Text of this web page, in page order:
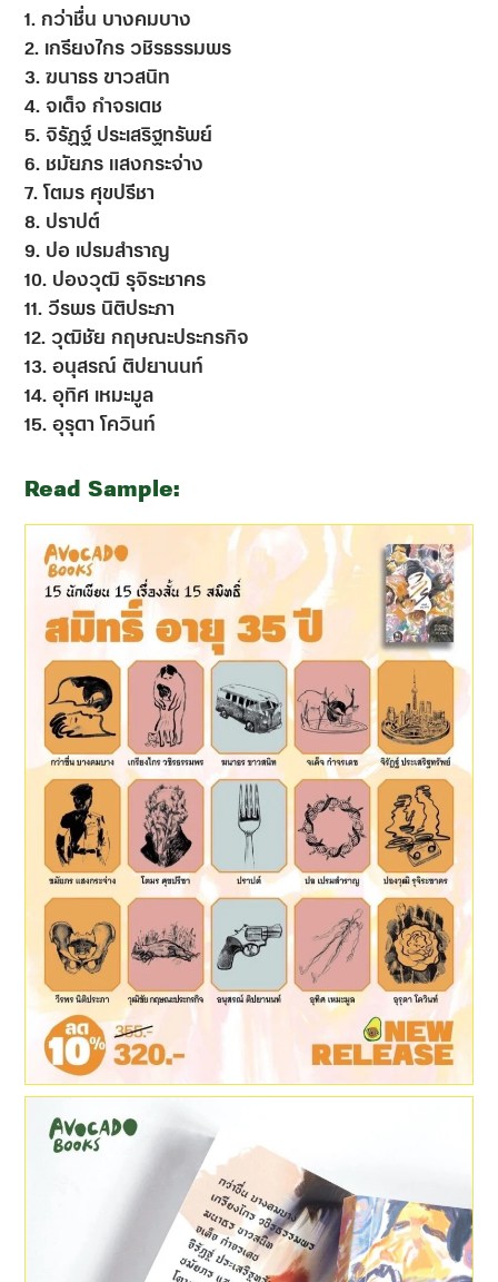
1. กว่าชื่น บางคมบาง
2. เกรียงไกร วชิรธรรมพร
3. ฆนาธร ขาวสนิท
4. จเด็จ กำจรเดช
5. จิรัฏฐ์ ประเสริฐทรัพย์
6. ชมัยภร แสงกระจ่าง
7. โตมร ศุขปรีชา
8. ปราปต์
9. ปอ เปรมสำราญ
10. ปองวุฒิ รุจิระชาคร
11. วีรพร นิติประภา
12. วุฒิชัย กฤษณะประกรกิจ
13. อนุสรณ์ ติปยานนท์
14. อุทิศ เหมะมูล
15. อุรุดา โควินท์
Read Sample: